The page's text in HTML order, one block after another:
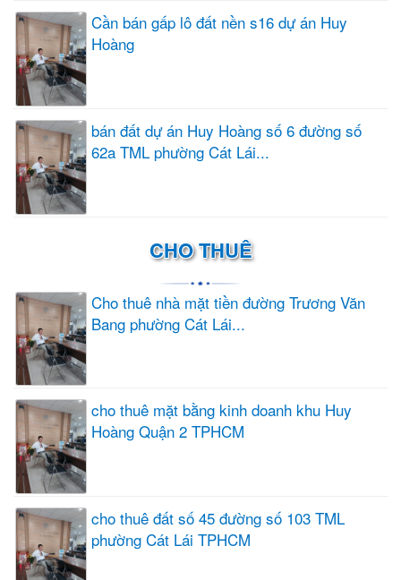
Cần bán gấp lô đất nền s16 dự án Huy
Hoàng
bán đất dự án Huy Hoàng số 6 đường số
62a TML phường Cát Lái...
CHO THUÊ
Cho thuê nhà mặt tiền đường Trương Văn
Bang phường Cát Lái...
cho thuê mặt bằng kinh doanh khu Huy
Hoàng Quận 2 TPHCM
cho thuê đất số 45 đường số 103 TML
phường Cát Lái TPHCM